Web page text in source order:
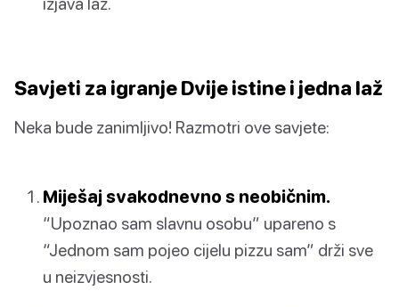
Savjeti za igranje Dvije istine i jedna laž
Neka bude zanimljivo! Razmotri ove savjete:
Miješaj svakodnevno s neobičnim.
“Upoznao sam slavnu osobu” upareno s
“Jednom sam pojeo cijelu pizzu sam” drži sve
u neizvjesnosti.